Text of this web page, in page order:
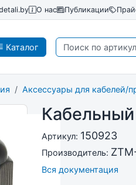
О нас Публикации
Каталог
Аксессуары для кабелей/
Артикул: 150923
Производитель:
Вся документация